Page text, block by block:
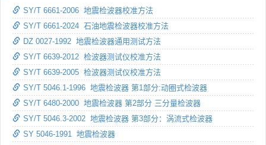
SY/T 6661-2006 地震检波器校准方法
SY/T 6661-2024 石油地震检波器校准方法
DZ 0027-1992 地震检波器通用测试方法
SY/T 6639-2012 检波器测试仪校准方法
SY/T 6639-2005 检波器测试仪校准方法
SY/T 5046.1-1996 地震检波器 第1部分:动圈式检波器
SY/T 6480-2000 地震检波器 第2部分 三分量检波器
SY/T 5046.3-2002 地震检波器 第3部分：涡流式检波器
SY 5046-1991 地震检波器